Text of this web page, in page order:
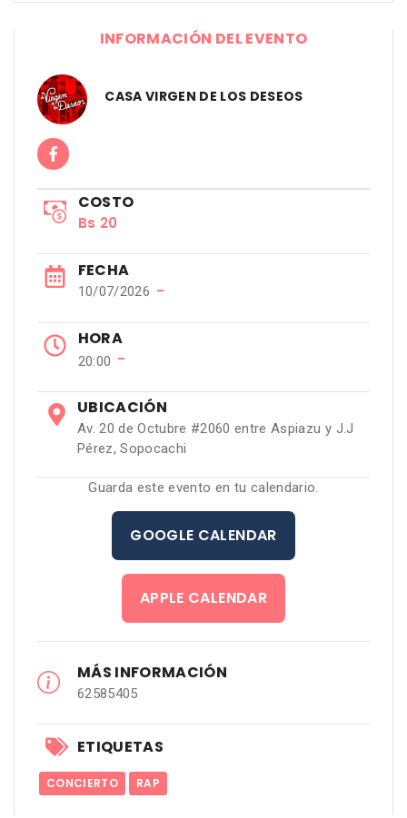
INFORMACIÓN DEL EVENTO
CASA VIRGEN DE LOS DESEOS
COSTO
Bs 20
FECHA
10/07/2026 −
HORA
20:00 −
UBICACIÓN
Av. 20 de Octubre #2060 entre Aspiazu y J.J
Pérez, Sopocachi
Guarda este evento en tu calendario.
GOOGLE CALENDAR
APPLE CALENDAR
MÁS INFORMACIÓN
62585405
ETIQUETAS
CONCIERTO RAP